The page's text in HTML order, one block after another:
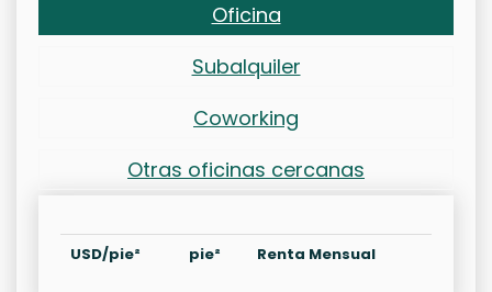
Oficina
Subalquiler
Coworking
Otras oficinas cercanas
USD/pie² pie² Renta Mensual